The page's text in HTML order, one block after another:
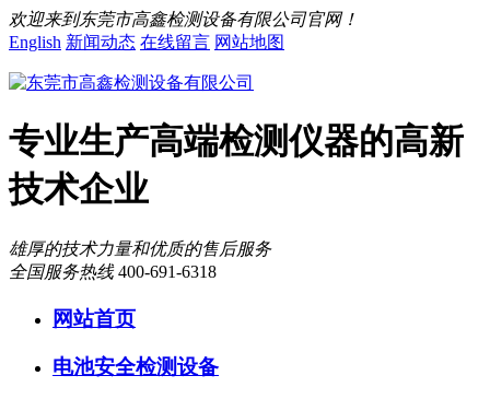
欢迎来到东莞市高鑫检测设备有限公司官网！
English 新闻动态 在线留言 网站地图
专业生产高端检测仪器的高新
技术企业
雄厚的技术力量和优质的售后服务
全国服务热线 400-691-6318
网站首页
电池安全检测设备